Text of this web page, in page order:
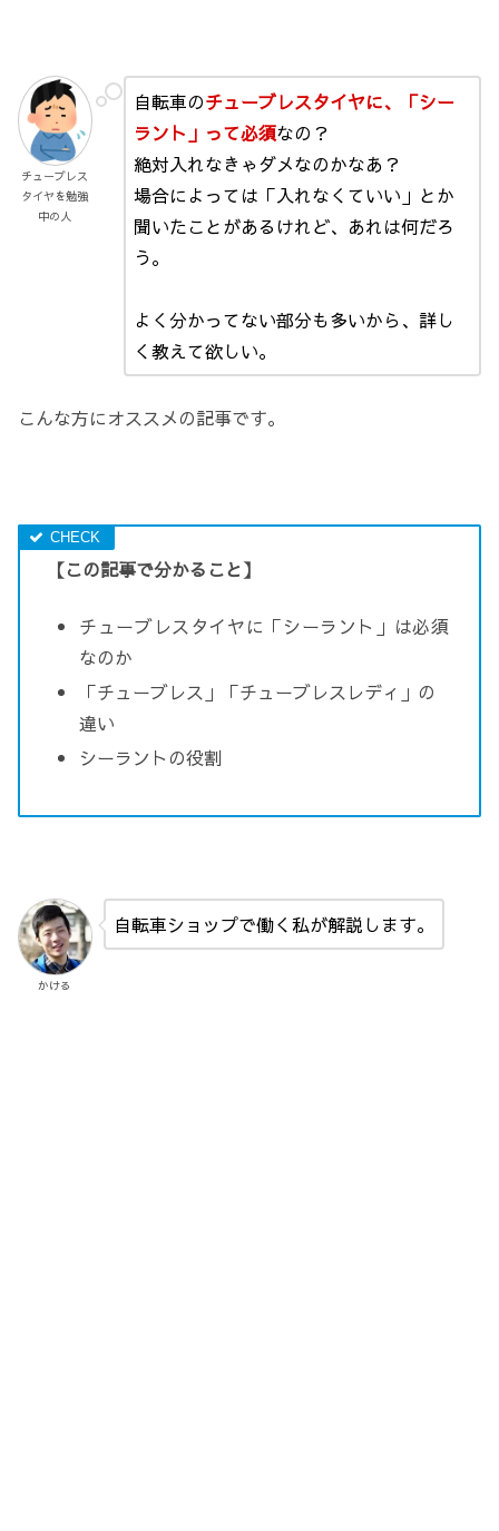
チューブレス
タイヤを勉強
中の人
自転車のチューブレスタイヤに、「シー
ラント」って必須なの？
絶対入れなきゃダメなのかなあ？
場合によっては「入れなくていい」とか
聞いたことがあるけれど、あれは何だろ
う。
よく分かってない部分も多いから、詳し
く教えて欲しい。
こんな方にオススメの記事です。
【この記事で分かること】
チューブレスタイヤに「シーラント」は必須
なのか
「チューブレス」「チューブレスレディ」の
違い
シーラントの役割
かける
自転車ショップで働く私が解説します。